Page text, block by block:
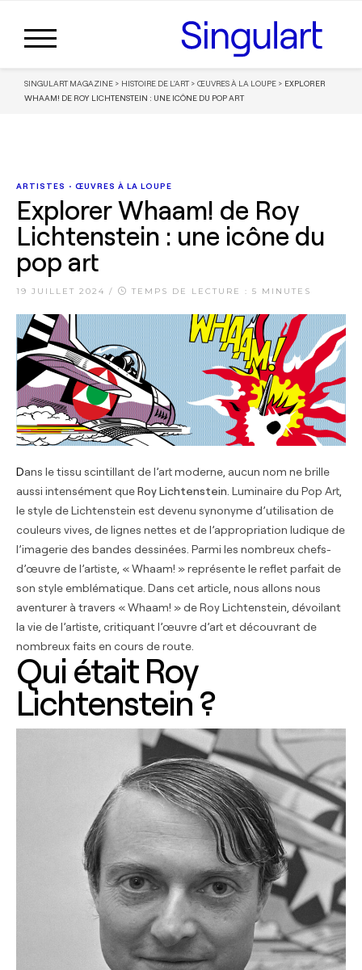
SINGULART MAGAZINE > HISTOIRE DE L'ART > ŒUVRES À LA LOUPE > EXPLORER
WHAAM! DE ROY LICHTENSTEIN : UNE ICÔNE DU POP ART
ARTISTES • ŒUVRES À LA LOUPE
Explorer Whaam! de Roy
Lichtenstein : une icône du
pop art
19 JUILLET 2024 / TEMPS DE LECTURE : 5 MINUTES
Dans le tissu scintillant de l’art moderne, aucun nom ne brille
aussi intensément queRoy Lichtenstein . Luminaire du Pop Art,
le style de Lichtenstein est devenu synonyme d’utilisation de
couleurs vives, de lignes nettes et de l’appropriation ludique de
l’imagerie des bandes dessinées. Parmi les nombreux chefs-
d’œuvre de l’artiste, « Whaam! » représente le reflet parfait de
son style emblématique. Dans cet article, nous allons nous
aventurer à travers « Whaam! » de Roy Lichtenstein, dévoilant
la vie de l’artiste, critiquant l’œuvre d’art et découvrant de
nombreux faits en cours de route.
Qui était Roy
Lichtenstein ?